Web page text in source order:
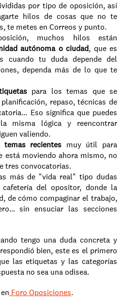
por tipo de oposición, así
hilos de cosas que no te
te metes en Correos y punto.
muchos hilos están
autónoma o ciudad, que es
cuando tu duda depende del
dependa más de lo que te
para los temas que se
repaso, técnicas de
Eso significa que puedes
misma lógica y reencontrar
valiendo.
temas recientes muy útil para
está moviendo ahora mismo, no
tres convocatorias.
más de "vida real" tipo dudas
del opositor, donde la
de cómo compaginar el trabajo,
sin ensuciar las secciones
tengo una duda concreta y
bien, este es el primero
las etiquetas y las categorías
no sea una odisea.
Foro Oposiciones.